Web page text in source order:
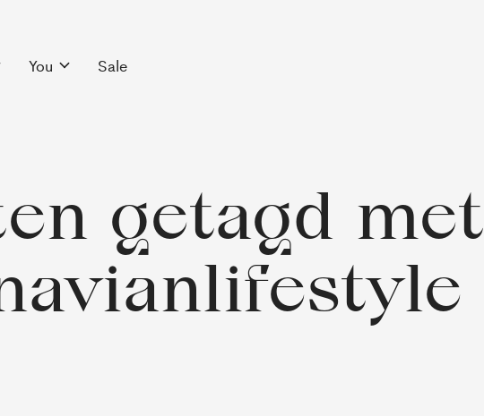
You Sale
getagd met